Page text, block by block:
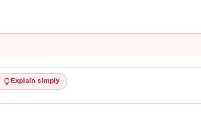
Explain simply